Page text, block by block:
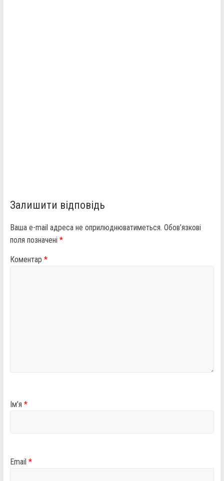
Залишити відповідь
Ваша e-mail адреса не оприлюднюватиметься. Обов’язкові
поля позначені *
Коментар *
Ім'я *
Email *